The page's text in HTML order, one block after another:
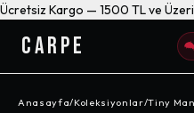
Ücretsiz Kargo — 1500 TL ve
CARPE
Anasayfa/Koleksiyonlar/Tiny